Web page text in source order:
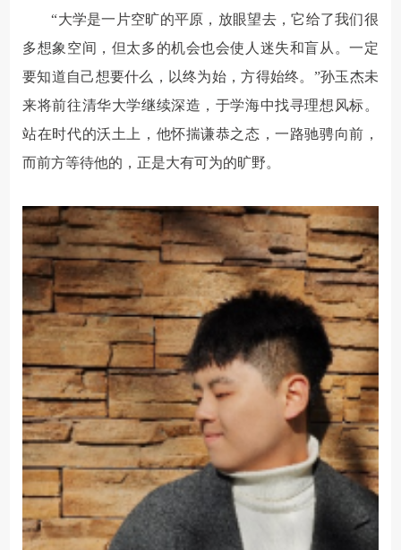
“大学是一片空旷的平原，放眼望去，它给了我们很
多想象空间，但太多的机会也会使人迷失和盲从。一定
要知道自己想要什么，以终为始，方得始终。”孙玉杰未
来将前往清华大学继续深造，于学海中找寻理想风标。
站在时代的沃土上，他怀揣谦恭之态，一路驰骋向前，
而前方等待他的，正是大有可为的旷野。